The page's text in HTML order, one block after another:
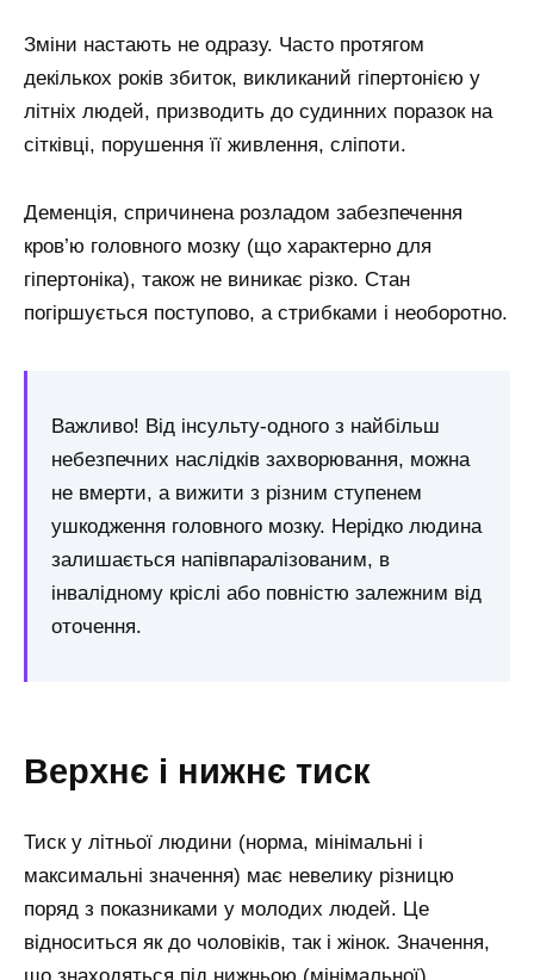
Зміни настають не одразу. Часто протягом
декількох років збиток, викликаний гіпертонією у
літніх людей, призводить до судинних поразок на
сітківці, порушення її живлення, сліпоти.
Деменція, спричинена розладом забезпечення
кров’ю головного мозку (що характерно для
гіпертоніка), також не виникає різко. Стан
погіршується поступово, а стрибками і необоротно.
Важливо! Від інсульту-одного з найбільш
небезпечних наслідків захворювання, можна
не вмерти, а вижити з різним ступенем
ушкодження головного мозку. Нерідко людина
залишається напівпаралізованим, в
інвалідному кріслі або повністю залежним від
оточення.
Верхнє і нижнє тиск
Тиск у літньої людини (норма, мінімальні і
максимальні значення) має невелику різницю
поряд з показниками у молодих людей. Це
відноситься як до чоловіків, так і жінок. Значення,